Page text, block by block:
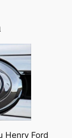
Henry Ford